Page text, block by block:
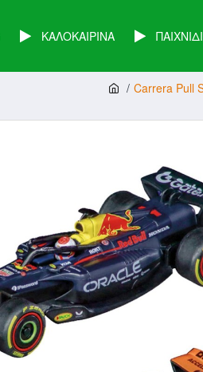
ΚΑΛΟΚΑΙΡΙΝΑ
Carrera Pull